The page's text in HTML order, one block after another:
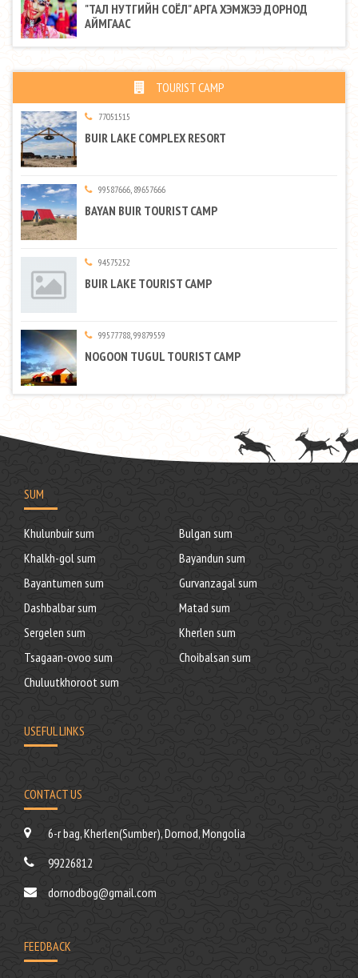
"ТАЛ НУТГИЙН СОЁЛ" АРГА ХЭМЖЭЭ ДОРНОД
АЙМГААС
TOURIST CAMP
77051515
BUIR LAKE COMPLEX RESORT
99587666, 89657666
BAYAN BUIR TOURIST CAMP
94575252
BUIR LAKE TOURIST CAMP
99577788, 99879559
NOGOON TUGUL TOURIST CAMP
SUM
Khulunbuir sum
Bulgan sum
Khalkh-gol sum
Bayandun sum
Bayantumen sum
Gurvanzagal sum
Dashbalbar sum
Matad sum
Sergelen sum
Kherlen sum
Tsagaan-ovoo sum
Choibalsan sum
Chuluutkhoroot sum
USEFUL LINKS
CONTACT US
6-r bag, Kherlen(Sumber), Dornod, Mongolia
99226812
dornodbog@gmail.com
FEEDBACK